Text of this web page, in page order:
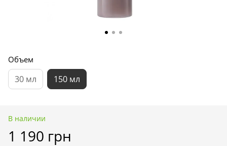
Объем
30 мл 150 мл
В наличии
1 190 грн